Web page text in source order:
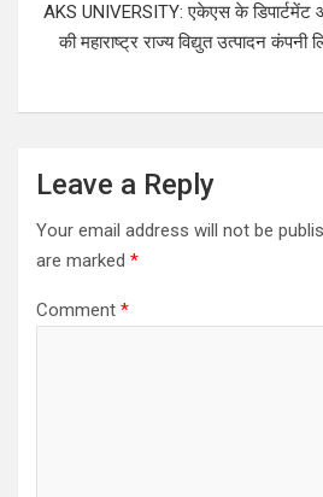
AKS UNIVERSITY: एकेएस के
की महाराष्ट्र राज्य विद्युत उत्पादन
Leave a Reply
Your email address will not be
are marked *
Comment *